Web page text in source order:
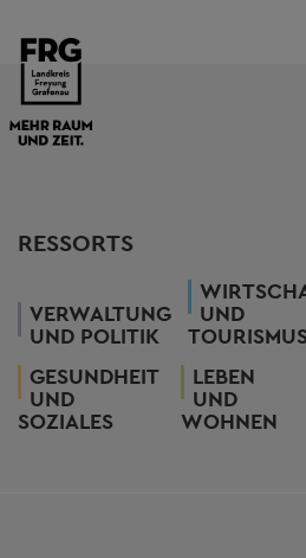
RESSORTS
VERWALTUNG
UND POLITIK
UND
GESUNDHEIT
UND
SOZIALES
LEBEN
UND
WOHNEN